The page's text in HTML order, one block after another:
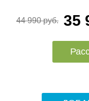
44 990 руб. 35